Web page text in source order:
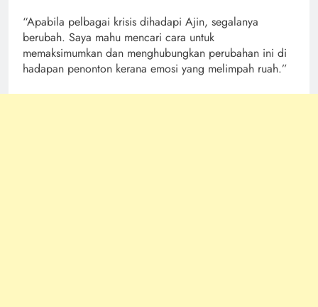
“Apabila pelbagai krisis dihadapi Ajin, segalanya
berubah. Saya mahu mencari cara untuk
memaksimumkan dan menghubungkan perubahan ini di
hadapan penonton kerana emosi yang melimpah ruah.”